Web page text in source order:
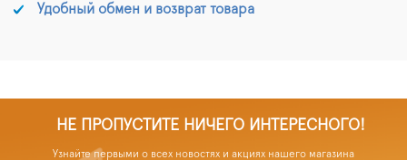
Удобный обмен и возврат товара
НЕ ПРОПУСТИТЕ НИЧЕГО ИНТЕРЕСНОГО!
Узнайте первыми о всех новостях и акциях нашего магазина